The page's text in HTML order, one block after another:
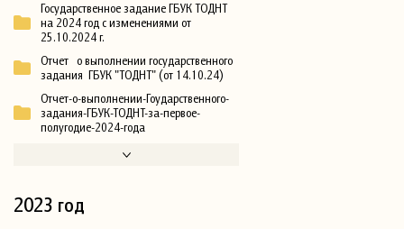
Государственное задание ГБУК ТОДНТ
на 2024 год с изменениями от
25.10.2024 г.
Отчет о выполнении государственного
задания ГБУК "ТОДНТ" (от 14.10.24)
Отчет-о-выполнении-Гоударственного-
задания-ГБУК-ТОДНТ-за-первое-
полугодие-2024-года
2023 год